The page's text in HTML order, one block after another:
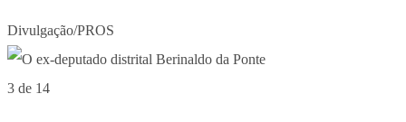
Divulgação/PROS
3 de 14